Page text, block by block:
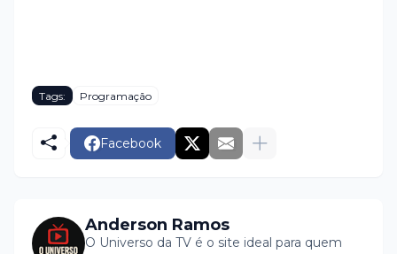
Tags: Programação
Facebook
Anderson Ramos
O Universo da TV é o site ideal para quem